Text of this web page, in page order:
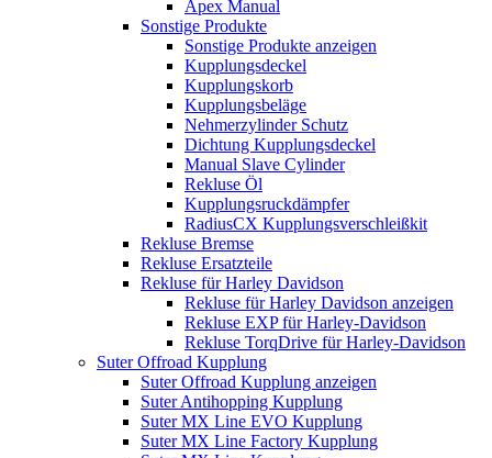
Apex Manual
Sonstige Produkte
Sonstige Produkte anzeigen
Kupplungsdeckel
Kupplungskorb
Kupplungsbeläge
Nehmerzylinder Schutz
Dichtung Kupplungsdeckel
Manual Slave Cylinder
Rekluse Öl
Kupplungsruckdämpfer
RadiusCX Kupplungsverschleißkit
Rekluse Bremse
Rekluse Ersatzteile
Rekluse für Harley Davidson
Rekluse für Harley Davidson anzeigen
Rekluse EXP für Harley-Davidson
Rekluse TorqDrive für Harley-Davidson
Suter Offroad Kupplung
Suter Offroad Kupplung anzeigen
Suter Antihopping Kupplung
Suter MX Line EVO Kupplung
Suter MX Line Factory Kupplung